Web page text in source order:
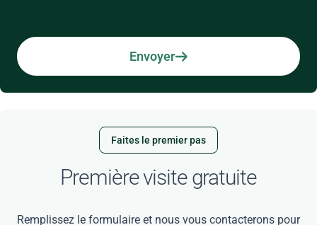
Envoyer
Faites le premier pas
Première visite gratuite
Remplissez le formulaire et nous vous contacterons pour